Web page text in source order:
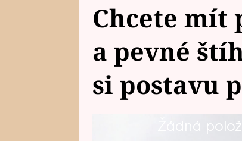
Chcete mít
a pevné
si postavu
Žádná
Pokud chcete hezky